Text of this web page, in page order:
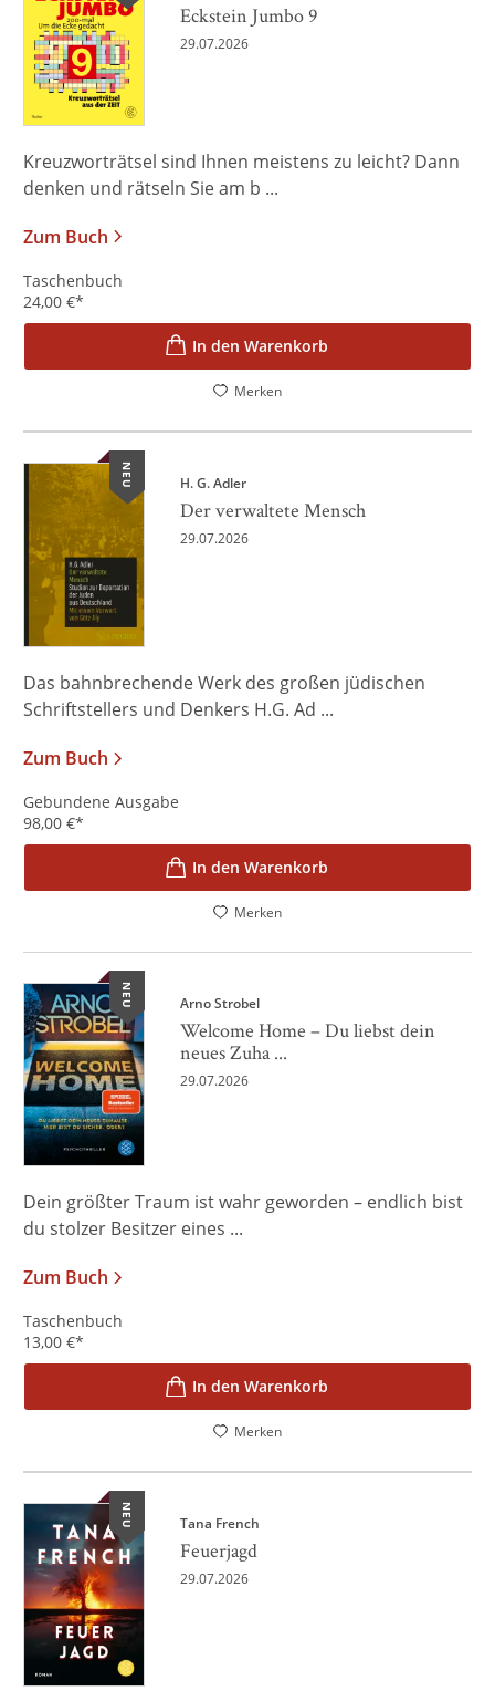
Eckstein Jumbo 9
29.07.2026
Kreuzworträtsel sind Ihnen meistens zu leicht? Dann
denken und rätseln Sie am b ...
Zum Buch
Taschenbuch
24,00 €*
In den Warenkorb
Merken
NEU H. G. Adler
Der verwaltete Mensch
29.07.2026
Das bahnbrechende Werk des großen jüdischen
Schriftstellers und Denkers H.G. Ad ...
Zum Buch
Gebundene Ausgabe
98,00 €*
In den Warenkorb
Merken
NEU Arno Strobel
Welcome Home – Du liebst dein
neues Zuha ...
29.07.2026
Dein größter Traum ist wahr geworden – endlich bist
du stolzer Besitzer eines ...
Zum Buch
Taschenbuch
13,00 €*
In den Warenkorb
Merken
NEU Tana French
Feuerjagd
29.07.2026